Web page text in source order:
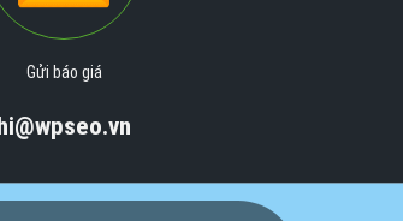
Gửi báo giá